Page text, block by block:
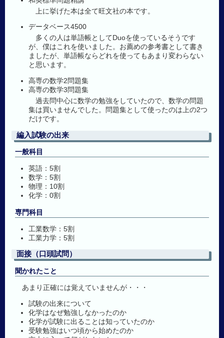
上に挙げた本は全て旺文社の本です。
データベース4500
多くの人は単語帳としてDuoを使っているそうです
が、僕はこれを使いました。お薦めの参考書として書き
ましたが、単語帳ならどれを使ってもあまり変わらない
と思います。
高専の数学2問題集
高専の数学3問題集
過去問中心に数学の勉強をしていたので、数学の問題
集は買いませんでした。問題集として使ったのは上の2つ
だけです。
編入試験の出来
一般科目
英語：5割
数学：5割
物理：10割
化学：0割
専門科目
工業数学：5割
工業力学：5割
面接（口頭試問）
聞かれたこと
あまり正確には覚えていませんが・・・
試験の出来について
化学はなぜ勉強しなかったのか
化学が試験に出ることは知っていたのか
受験勉強はいつ頃から始めたのか